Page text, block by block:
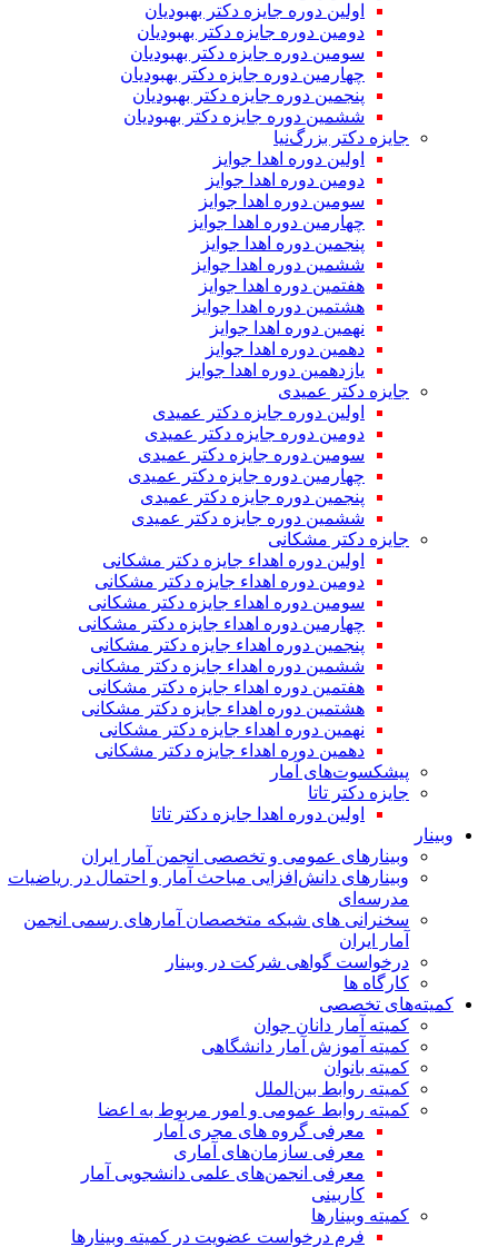
اولین دوره جایزه دکتر بهبودیان
دومین دوره جایزه دکتر بهبودیان
سومین دوره جایزه دکتر بهبودیان
چهارمین دوره جایزه دکتر بهبودیان
پنجمین دوره جایزه دکتر بهبودیان
ششمین دوره جایزه دکتر بهبودیان
جایزه دکتر بزرگ‌نیا
اولین دوره اهدا جوایز
دومین دوره اهدا جوایز
سومین دوره اهدا جوایز
چهارمین دوره اهدا جوایز
پنجمین دوره اهدا جوایز
ششمین دوره اهدا جوایز
هفتمین دوره اهدا جوایز
هشتمین دوره اهدا جوایز
نهمین دوره اهدا جوایز
دهمین دوره اهدا جوایز
یازدهمین دوره اهدا جوایز
جایزه دکتر عمیدی
اولین دوره جایزه دکتر عمیدی
دومین دوره جایزه دکتر عمیدی
سومین دوره جایزه دکتر عمیدی
چهارمین دوره جایزه دکتر عمیدی
پنجمین دوره جایزه دکتر عمیدی
ششمین دوره جایزه دکتر عمیدی
جایزه دکتر مشکانی
اولین دوره اهداء جایزه دکتر مشکانی
دومین دوره اهداء جایزه دکتر مشکانی
سومین دوره اهداء جایزه دکتر مشکانی
چهارمین دوره اهداء جایزه دکتر مشکانی
پنجمین دوره اهداء جایزه دکتر مشکانی
ششمین دوره اهداء جایزه دکتر مشکانی
هفتمین دوره اهداء جایزه دکتر مشکانی
هشتمین دوره اهداء جایزه دکتر مشکانی
نهمین دوره اهداء جایزه دکتر مشکانی
دهمین دوره اهداء جایزه دکتر مشکانی
پیشکسوت‌های آمار
جایزه دکتر تاتا
اولین دوره اهدا جایزه دکتر تاتا
وبینار
وبینارهای عمومی و تخصصی انجمن آمار ایران
وبینارهای دانش‌افزایی مباحث آمار و احتمال در ریاضیات
مدرسه‌ای
سخنرانی های شبکه متخصصان آمارهای رسمی انجمن
آمار ایران
درخواست گواهی شرکت در وبینار
کارگاه ها
کمیته‌های تخصصی
کمیته آمار دانان جوان
کمیته آموزش آمار دانشگاهی
کمیته بانوان
کمیته روابط بین‌الملل
کمیته روابط عمومی و امور مربوط به اعضا
معرفی گروه های مجری آمار
معرفی سازمان‌های آماری
معرفی انجمن‌های علمی دانشجویی آمار
کاربینی
کمیته وبینارها
فرم درخواست عضویت در کمیته وبینارها